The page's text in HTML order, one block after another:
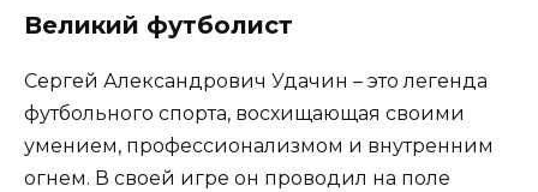
Великий футболист
Сергей Александрович Удачин – это легенда
футбольного спорта, восхищающая своими
умением, профессионализмом и внутренним
огнем. В своей игре он проводил на поле